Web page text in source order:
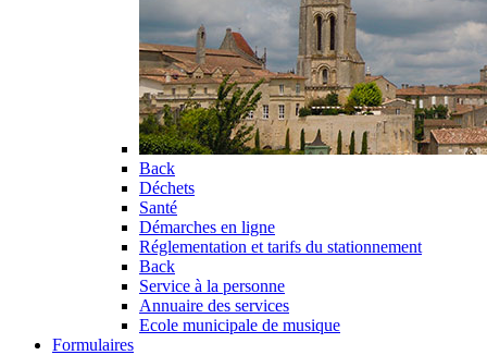
Back
Déchets
Santé
Démarches en ligne
Réglementation et tarifs du stationnement
Back
Service à la personne
Annuaire des services
Ecole municipale de musique
Formulaires